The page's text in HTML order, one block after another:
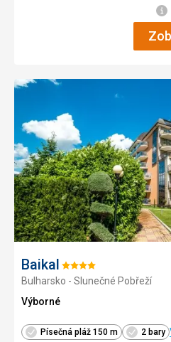
Baikal Hodnocení:
4/5
Bulharsko - Slunečné Pobřeží
Výborné
Písečná pláž 150 m 2 bary